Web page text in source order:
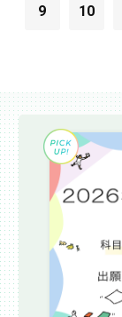
9 10